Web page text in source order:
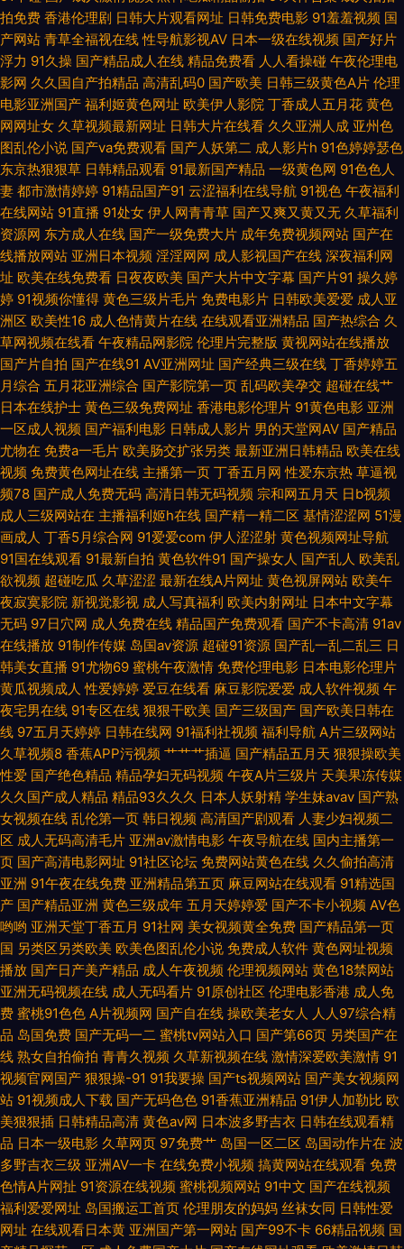
天 白丝足交av91 午夜激情久久激情 九一特级毛片观看 草草浮力影院 无码超
碰 91探花视频网站 黄色av小说网址 亚洲香蕉伊人网 五月天91视频 久久青青
肏 丝袜脚网址 超碰97人 欧美中出 国产精品官网 91成年进入人口 青青草av
免费网 国产极品第99 97人人射 五月花无码 麻豆爱豆果冻 东京热视屏 影音
先锋偷情福利 成人自拍网 一本色色免费视频 欧美日韩啪啪 成人自慰网站 伊
人久久精品 97人人操 亚洲黄色免费网址 欧美啪啪91 国产福利社在线 91韩剧
网 人妻人操 国产精品九九九九 91工厂熟女露脸 少妇天堂 午夜福利Av网 欧
美成网 国产3P福利 91沙发视频 日韩精品极品 国产网站 91少妇黑丝 日本a黄
久久嫩草免费看 肏屄视频网址 亚洲海角天堂 日本色导航 九九大香蕉 AV导航
入口 午夜剧场www8 另类色网 超碰网友自拍 最新黄色亚洲网址 人人操人人
爽爽 国产美女做爱 www久久草在线 制服爽片福利 日韩精品第6 后入小视频
avtt五月香 微拍福利91 91伦乱视频 九一豆花 www我操欧美 亚洲很很肏一
级 三级性爱网 美女抠逼 大香蕉福利社 97超啪碰啪啪 天天操人人 欧美胖老
太BβW 豆花社区视频 91线上看 视频三级久久 久久快播网 国产成人久草 91
在线视频国产 另类第一页 大香蕉网精品 91大香焦Cn 日韩精品ー区二区 激
情四射熟女丝袜 爱豆AV在线播放 91豆花在线观看 伪娘自慰视频 欧洲三级网
站在线 韩国色图自拍 国产福利2025 影音先锋成人精东 亚洲另类五月天 狼
友视频网 超碰导航97 超碰日逼网 91性爱国产 97视频9 亚洲97在线视频 国
产黑料av导航 日韩1234区 97操人人操 亚洲阿v福利导航 青娱乐最新地址 另
类av专区 韩国操逼在线 成人含羞草网站 91免费视频网 亚洲色图欧美另类 黑
料网曝福利导航 国产欧美日产精品 超碰在线激情 91国内在线观看
拍免费 香港伦理剧 日韩大片观看网址 日韩免费电影 91羞羞视频 国
产网站 青草全福视在线 性导航影视AV 日本一级在线视频 国产好片
浮力 91久操 国产精品成人在线 精品免费看 人人看操碰 午夜伦理电
影网 久久国自产拍精品 高清乱码0 国产欧美 日韩三级黄色A片 伦理
电影亚洲国产 福利姬黄色网址 欧美伊人影院 丁香成人五月花 黄色
网网址女 久草视频最新网址 日韩大片在线看 久久亚洲人成 亚州色
图乱伦小说 国产va免费观看 国产人妖第二 成人影片h 91色婷婷瑟色
东京热狠狠草 日韩精品观看 91最新国产精品 一级黄色网 91色色人
妻 都市激情婷婷 91精品国产91 云涩福利在线导航 91视色 午夜福利
在线网站 91直播 91处女 伊人网青青草 国产又爽又黄又无 久草福利
资源网 东方成人在线 国产一级免费大片 成年免费视频网站 国产在
线播放网站 亚洲日本视频 淫淫网网 成人影视国产在线 深夜福利网
址 欧美在线免费看 日夜夜欧美 国产大片中文字幕 国产片91 操久婷
婷 91视频你懂得 黄色三级片毛片 免费电影片 日韩欧美爱爱 成人亚
洲区 欧美性16 成人色情黄片在线 在线观看亚洲精品 国产热综合 久
草网视频在线看 午夜精品网影院 伦理片完整版 黄视网站在线播放
国产片自拍 国产在线91 AV亚洲网址 国产经典三级在线 丁香婷婷五
月综合 五月花亚洲综合 国产影院第一页 乱码欧美孕交 超碰在线艹
日本在线护士 黄色三级免费网址 香港电影伦理片 91黄色电影 亚洲
一区成人视频 国产福利电影 日韩成人影片 男的天堂网AV 国产精品
尤物在 免费a一毛片 欧美肠交扩张另类 最新亚洲日韩精品 欧美在线
视频 免费黄色网址在线 主播第一页 丁香五月网 性爱东京热 草逼视
频78 国产成人免费无码 高清日韩无码视频 宗和网五月天 日b视频
成人三级网站在 主播福利姬h在线 国产精一精二区 基情涩涩网 51漫
画成人 丁香5月综合网 91爱爱com 伊人涩涩射 黄色视频网址导航
91国在线观看 91最新自拍 黄色软件91 国产操女人 国产乱人 欧美乱
欲视频 超碰吃瓜 久草涩涩 最新在线A片网址 黄色视屏网站 欧美午
夜寂寞影院 新视觉影视 成人写真福利 欧美内射网址 日本中文字幕
无码 97日穴网 成人免费在线 精品国产免费观看 国产不卡高清 91av
在线播放 91制作传媒 岛国av资源 超碰91资源 国产乱一乱二乱三 日
韩美女直播 91尤物69 蜜桃午夜激情 免费伦理电影 日本电影伦理片
黄瓜视频成人 性爱婷婷 爱豆在线看 麻豆影院爱爱 成人软件视频 午
夜宅男在线 91专区在线 狠狠干欧美 国产三级国产 国产欧美日韩在
线 97五月天婷婷 日韩在线网 91福利社视频 福利导航 A片三级网站
久草视频8 香蕉APP污视频 艹艹艹插逼 国产精品五月天 狠狠操欧美
性爱 国产绝色精品 精品孕妇无码视频 午夜A片三级片 天美果冻传媒
久久国产成人精品 精品93久久久 日本人妖射精 学生妹avav 国产熟
女视频在线 乱伦第一页 韩日视频 高清国产剧观看 人妻少妇视频二
区 成人无码高清毛片 亚洲av激情电影 午夜导航在线 国内主播第一
页 国产高清电影网址 91社区论坛 免费网站黄色在线 久久偷拍高清
亚洲 91午夜在线免费 亚洲精品第五页 麻豆网站在线观看 91精选国
产 国产精品亚洲 黄色三级成年 五月天婷婷爱 国产不卡小视频 AV色
哟哟 亚洲天堂丁香五月 91社网 美女视频黄全免费 国产精品第一页
国 另类区另类欧美 欧美色图乱伦小说 免费成人软件 黄色网址视频
播放 国产日产美产精品 成人午夜视频 伦理视频网站 黄色18禁网站
亚洲无码视频在线 成人无码看片 91原创社区 伦理电影香港 成人免
费 蜜桃91色色 A片视频网 国产自在线 操欧美老女人 人人97综合精
品 岛国免费 国产无码一二 蜜桃tv网站入口 国产第66页 另类国产在
线 熟女自拍偷拍 青青久视频 久草新视频在线 激情深爱欧美激情 91
视频官网国产 狠狠操-91 91我要操 国产ts视频网站 国产美女视频网
站 91视频成人下载 国产无码色色 91香蕉亚洲精品 91伊人加勒比 欧
美狠狠插 日韩精品高清 黄色av网 日本波多野吉衣 日韩在线观看精
品 日本一级电影 久草网页 97免费艹 岛国一区二区 岛国动作片在 波
多野吉衣三级 亚洲AV一卡 在线免费小视频 搞黄网站在线观看 免费
色情A片网扯 91资源在线视频 蜜桃视频网站 91中文 国产在线视频
福利爱爱网址 岛国搬运工首页 伦理朋友的妈妈 丝袜女同 日韩性爱
网址 在线观看日本黄 亚洲国产第一网站 国产99不卡 66精品视频 国